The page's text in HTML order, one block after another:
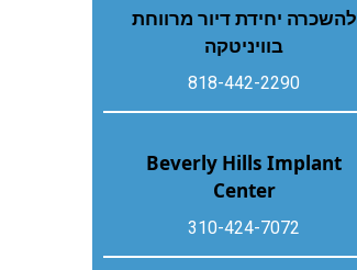
להשכרה יחידת דיור מרווחת
בוויניטקה
818-442-2290
Beverly Hills Implant
Center
310-424-7072